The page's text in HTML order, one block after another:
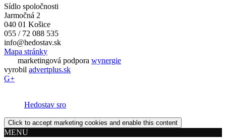
Sídlo spoločnosti
Jarmočná 2
040 01 Košice
055 / 72 088 535
info@hedostav.sk
Mapa stránky
marketingová podpora wynergie
vyrobil advertplus.sk
G+
Hedostav sro
Click to accept marketing cookies and enable this content
MENU